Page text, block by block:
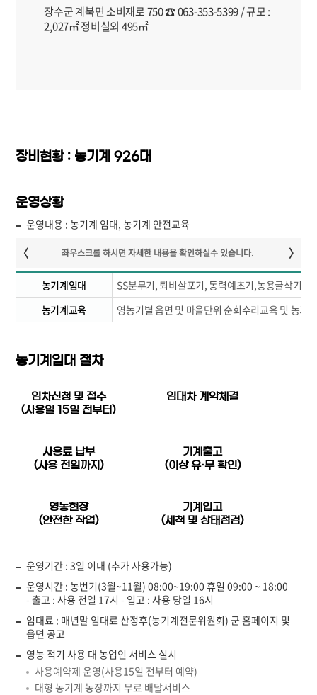
장수군 계북면 소비재로 750 ☎ 063-353-5399 / 규모 :
2,027㎡ 정비실외 495㎡
장비현황 : 농기계 926대
운영상황
운영내용 : 농기계 임대, 농기계 안전교육
농기계임대
SS분무기, 퇴비살포기, 동력예초기,농용굴삭기 등
농기계교육
영농기별 읍면 및 마을단위 순회수리교육 및 농기
농기계임대 절차
임차신청 및 접수
(사용일 15일 전부터)
임대차 계약체결
사용료 납부
(사용 전일까지)
기계출고
(이상 유·무 확인)
영농현장
(안전한 작업)
기계입고
(세척 및 상태점검)
운영기간 : 3일 이내 (추가 사용가능)
운영시간 : 농번기(3월~11월) 08:00~19:00 휴일 09:00 ~ 18:00
- 출고 : 사용 전일 17시 - 입고 : 사용 당일 16시
임대료 : 매년말 임대료 산정후(농기계전문위원회) 군 홈페이지 및
읍면 공고
영농 적기 사용 대 농업인 서비스 실시
사용예약제 운영(사용15일 전부터 예약)
대형 농기계 농장까지 무료 배달서비스